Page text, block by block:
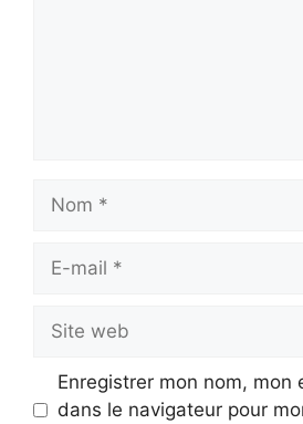
mail
web
Enregistrer mon nom, mon
dans le navigateur pour